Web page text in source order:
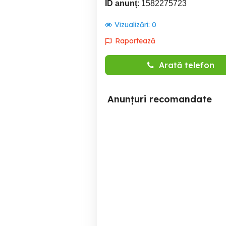
ID anunț: 1582275723
Vizualizări: 0
Raportează
Arată telefon
Anunțuri recomandate